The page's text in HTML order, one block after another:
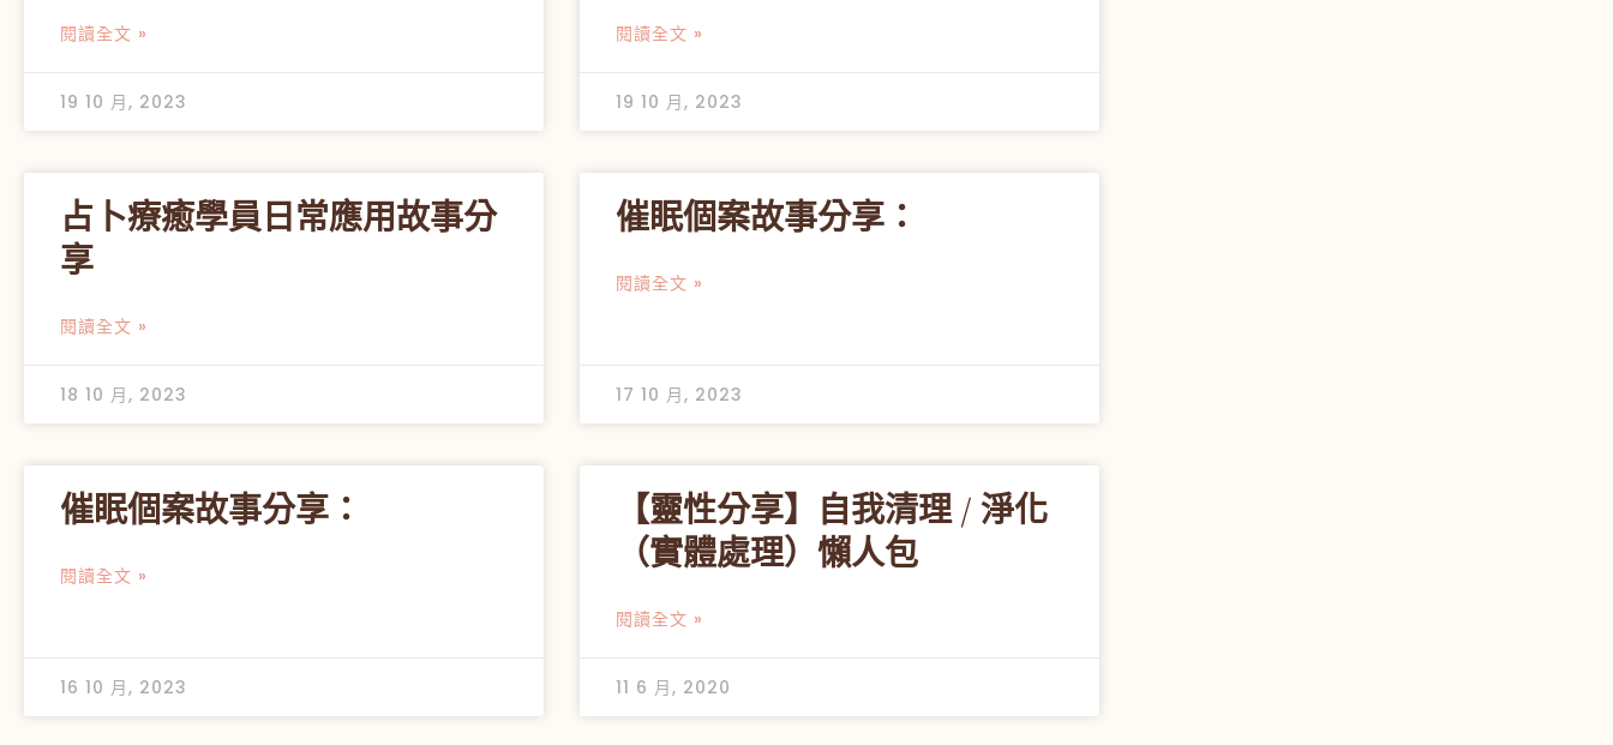
閱讀全文 »
19 10 月, 2023
閱讀全文 »
19 10 月, 2023
占卜療癒學員日常應用故事分
享
閱讀全文 »
18 10 月, 2023
催眠個案故事分享：
閱讀全文 »
17 10 月, 2023
催眠個案故事分享：
閱讀全文 »
16 10 月, 2023
【靈性分享】自我清理 / 淨化
（實體處理）懶人包
閱讀全文 »
11 6 月, 2020